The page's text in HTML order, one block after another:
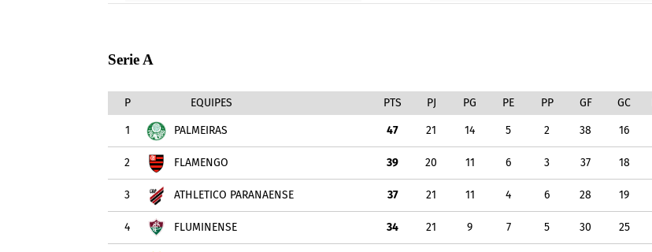
Serie A
P EQUIPES PTS PJ PG PE PP GF GC
1 PALMEIRAS 47 21 14 5 2 38 16
2 FLAMENGO 39 20 11 6 3 37 18
3 ATHLETICO PARANAENSE 37 21 11 4 6 28 19
4 FLUMINENSE 34 21 9 7 5 30 25